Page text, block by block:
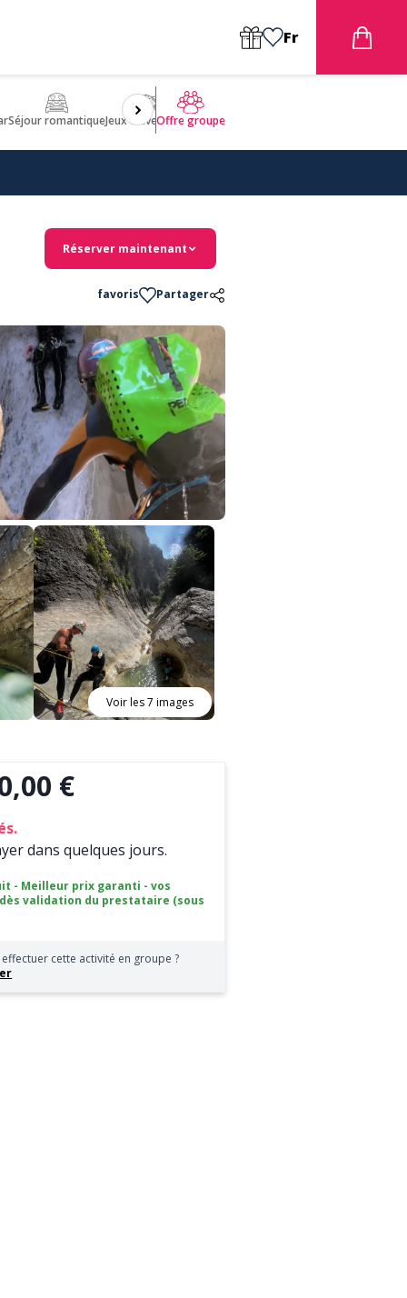
Fr
Séjour romantiqueJeux d'aventuresBien être
Offre groupe
Réserver maintenant
favoris Partager
Voir les 7 images
€
dans quelques jours.
- Meilleur prix garanti - vos
validation du prestataire (sous
cette activité en groupe ?